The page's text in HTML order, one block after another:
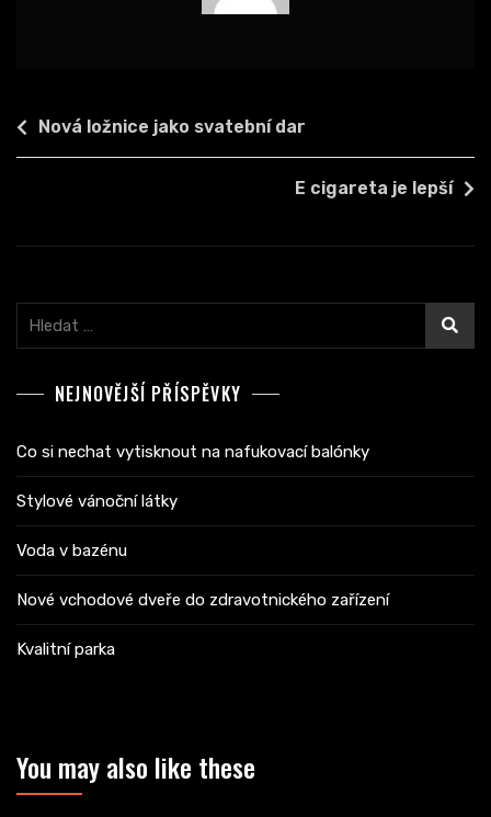
Navigace
pro
Nová ložnice jako svatební dar
E cigareta je lepší
Vyhledávání
NEJNOVĚJŠÍ PŘÍSPĚVKY
Co si nechat vytisknout na nafukovací balónky
Stylové vánoční látky
Voda v bazénu
Nové vchodové dveře do zdravotnického zařízení
Kvalitní parka
You may also like these